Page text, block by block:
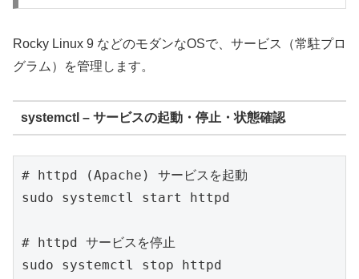
Rocky Linux 9 などのモダンなOSで、サービス（常駐プロ
グラム）を管理します。
systemctl – サービスの起動・停止・状態確認
# httpd (Apache) サービスを起動
sudo systemctl start httpd
# httpd サービスを停止
sudo systemctl stop httpd